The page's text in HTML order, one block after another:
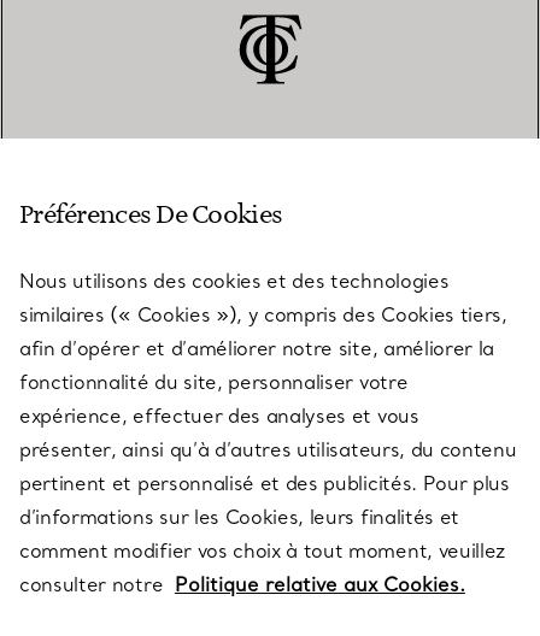
SERVICES
À PROPOS
QUESTIONS LÉGALES
SUIVEZ-NOUS
Préférences De Cookies
Nous utilisons des cookies et des technologies
similaires (« Cookies »), y compris des Cookies tiers,
afin d’opérer et d’améliorer notre site, améliorer la
fonctionnalité du site, personnaliser votre
expérience, effectuer des analyses et vous
présenter, ainsi qu’à d’autres utilisateurs, du contenu
pertinent et personnalisé et des publicités. Pour plus
d’informations sur les Cookies, leurs finalités et
comment modifier vos choix à tout moment, veuillez
consulter notre Politique relative aux Cookies.